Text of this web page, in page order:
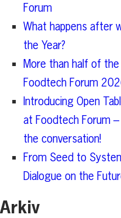
Forum
What happens after
the Year?
More than half of
Foodtech Forum
Introducing Open
at Foodtech Forum
the conversation!
From Seed to
Dialogue on the
Arkiv